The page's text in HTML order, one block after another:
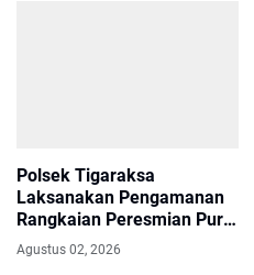
Polsek Tigaraksa
Laksanakan Pengamanan
Rangkaian Peresmian Pura
Parahyangan Agung
Bhuwana Raksati, Wujud
Agustus 02, 2026